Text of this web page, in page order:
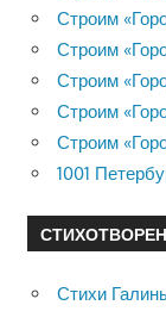
Строим
Строим
Строим
Строим
Строим
1001
Стихи